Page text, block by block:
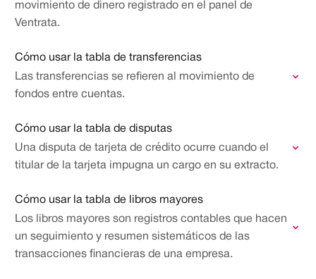
movimiento de dinero registrado en el panel de
Ventrata.
Cómo usar la tabla de transferencias
Las transferencias se refieren al movimiento de
fondos entre cuentas.
Cómo usar la tabla de disputas
Una disputa de tarjeta de crédito ocurre cuando el
titular de la tarjeta impugna un cargo en su extracto.
Cómo usar la tabla de libros mayores
Los libros mayores son registros contables que hacen
un seguimiento y resumen sistemáticos de las
transacciones financieras de una empresa.